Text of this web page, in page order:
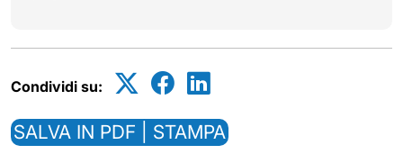
Condividi su:
SALVA IN PDF | STAMPA